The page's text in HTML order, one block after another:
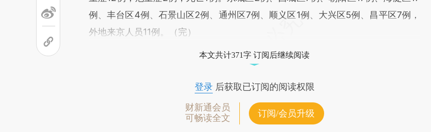
例、丰台区4例、石景山区2例、通州区7例、顺义区1例、大兴区5例、昌平区7例，
外地来京人员11例。（完）
本文共计371字 订阅后继续阅读
登录后获取已订阅的阅读权限
财新通会员
可畅读全文
订阅/会员升级